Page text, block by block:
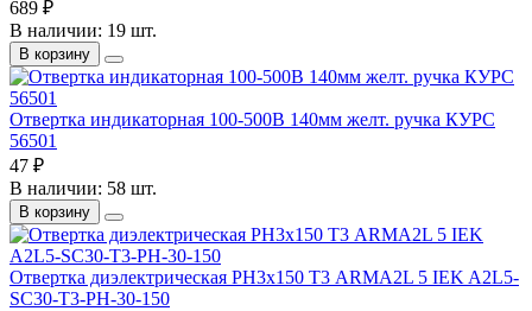
689 ₽
В наличии: 19 шт.
В корзину
Отвертка индикаторная 100-500В 140мм желт. ручка КУРС
56501
47 ₽
В наличии: 58 шт.
В корзину
Отвертка диэлектрическая PH3х150 Т3 ARMA2L 5 IEK A2L5-
SC30-T3-PH-30-150